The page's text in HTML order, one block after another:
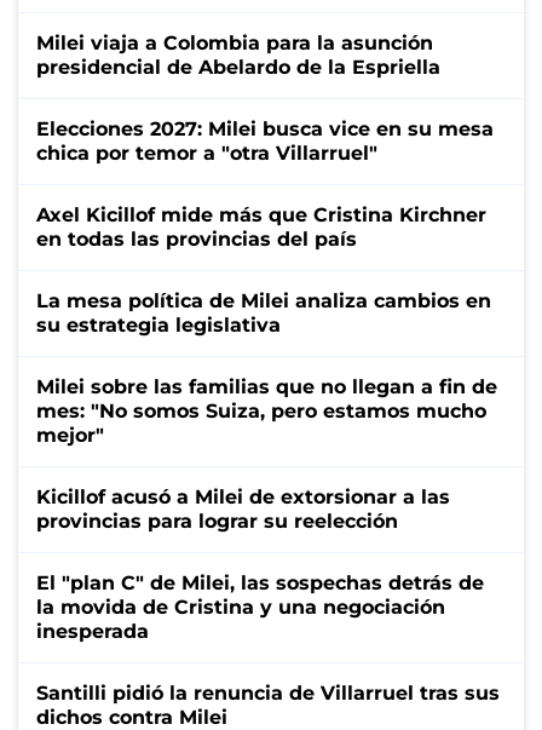
Milei viaja a Colombia para la asunción
presidencial de Abelardo de la Espriella
Elecciones 2027: Milei busca vice en su mesa
chica por temor a "otra Villarruel"
Axel Kicillof mide más que Cristina Kirchner
en todas las provincias del país
La mesa política de Milei analiza cambios en
su estrategia legislativa
Milei sobre las familias que no llegan a fin de
mes: "No somos Suiza, pero estamos mucho
mejor"
Kicillof acusó a Milei de extorsionar a las
provincias para lograr su reelección
El "plan C" de Milei, las sospechas detrás de
la movida de Cristina y una negociación
inesperada
Santilli pidió la renuncia de Villarruel tras sus
dichos contra Milei